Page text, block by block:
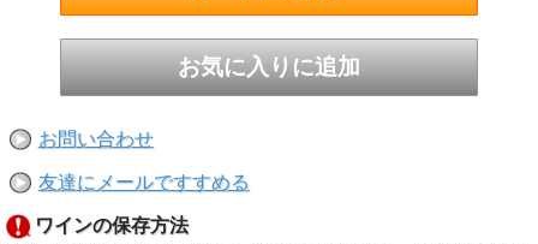
お問い合わせ
友達にメールですすめる
ワインの保存方法